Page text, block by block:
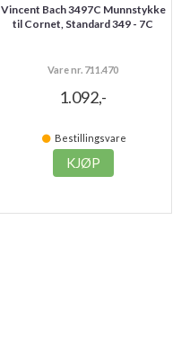
Vincent Bach 3497C Munnstykke
til Cornet, Standard 349 - 7C
Vare nr. 711.470
1.092,-
Bestillingsvare
KJØP